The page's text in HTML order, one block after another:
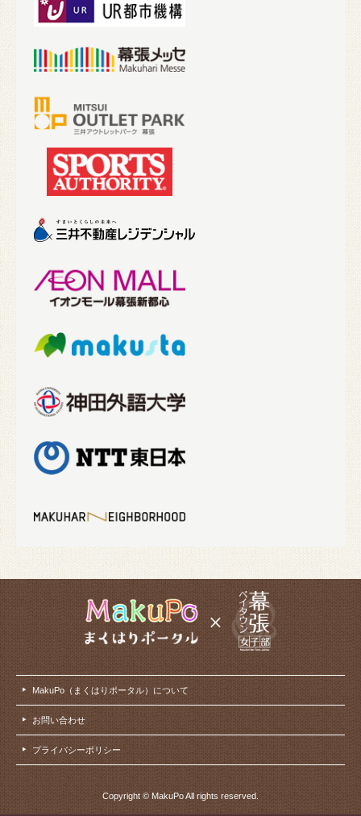
MakuPo（まくはりポータル）について
お問い合わせ
プライバシーポリシー
Copyright © MakuPo All rights reserved.